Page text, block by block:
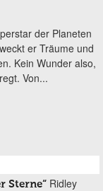
der Planeten
er Träume und
Kein Wunder also,
Von...
Sterne“ Ridley